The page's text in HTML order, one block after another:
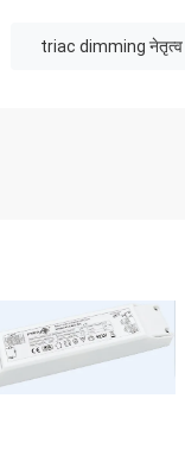
triac dimming